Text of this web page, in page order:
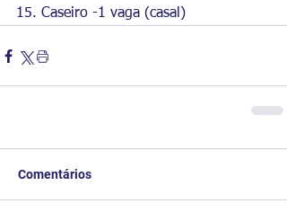
15. Caseiro -1 vaga (casal)
Comentários